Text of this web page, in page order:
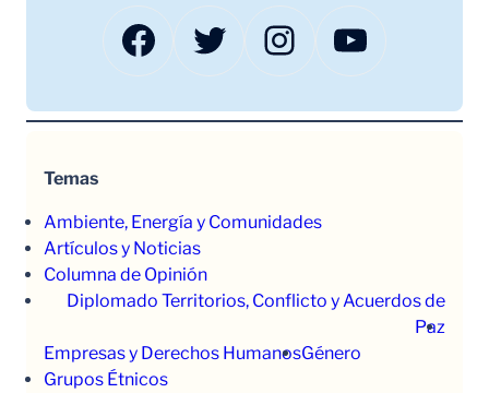
Facebook Twitter Instagram YouTube
Temas
Ambiente, Energía y Comunidades
Artículos y Noticias
Columna de Opinión
Diplomado Territorios, Conflicto y Acuerdos de
Paz
Empresas y Derechos HumanosGénero
Grupos Étnicos